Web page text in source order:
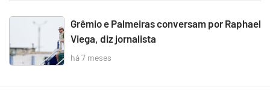
Grêmio e Palmeiras conversam por Raphael
Viega, diz jornalista
há 7 meses